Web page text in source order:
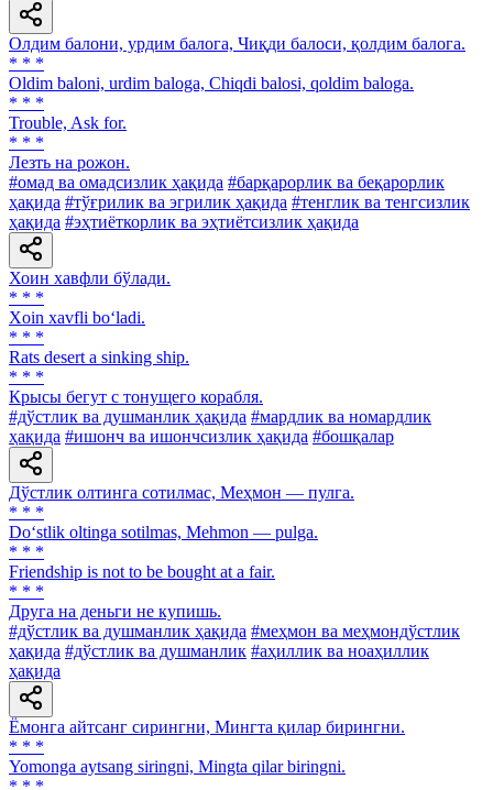
Олдим балони, урдим балога, Чиқди балоси, қолдим балога.
* * *
Oldim baloni, urdim baloga, Chiqdi balosi, qoldim baloga.
* * *
Trouble, Ask for.
* * *
Лезть на рожон.
#омад ва омадсизлик ҳақида #барқарорлик ва беқарорлик
ҳақида #тўғрилик ва эгрилик ҳақида #тенглик ва тенгсизлик
ҳақида #эҳтиёткорлик ва эҳтиётсизлик ҳақида
Хоин хавфли бўлади.
* * *
Xoin xavfli bo‘ladi.
* * *
Rats desert a sinking ship.
* * *
Крысы бегут с тонущего корабля.
#дўстлик ва душманлик ҳақида #мардлик ва номардлик
ҳақида #ишонч ва ишончсизлик ҳақида #бошқалар
Дўстлик олтинга сотилмас, Меҳмон — пулга.
* * *
Do‘stlik oltinga sotilmas, Mehmon — pulga.
* * *
Friendship is not to be bought at a fair.
* * *
Друга на деньги не купишь.
#дўстлик ва душманлик ҳақида #меҳмон ва меҳмондўстлик
ҳақида #дўстлик ва душманлик #аҳиллик ва ноаҳиллик
ҳақида
Ёмонга айтсанг сирингни, Мингта қилар бирингни.
* * *
Yomonga aytsang siringni, Mingta qilar biringni.